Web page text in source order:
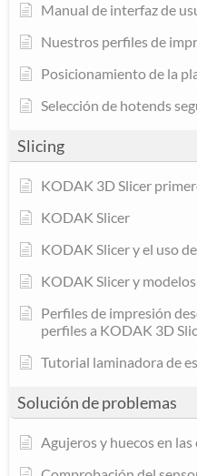
Manual de interfaz de
Nuestros perfiles de
Posicionamiento de la
Selección de hotends
Slicing
KODAK 3D Slicer
KODAK Slicer
KODAK Slicer y el uso
KODAK Slicer y
Perfiles de impresión
perfiles a KODAK 3D
Tutorial laminadora de
Solución de problemas
Agujeros y huecos en